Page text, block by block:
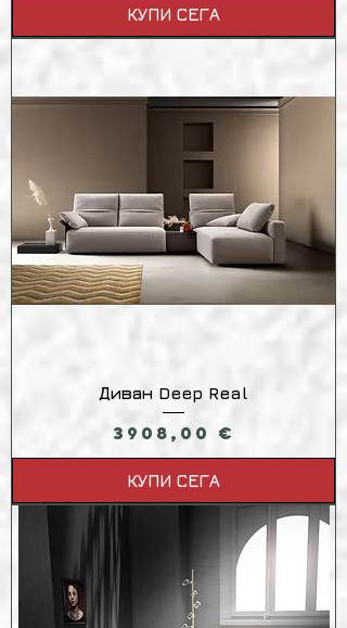
КУПИ СЕГА
Диван Deep Real
Цена
3908,00 €
КУПИ СЕГА